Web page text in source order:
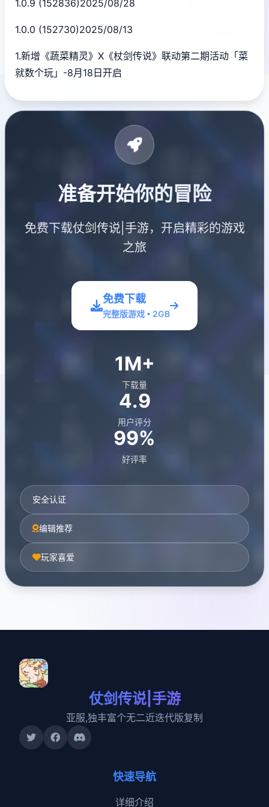
1.0.9 (152836)2025/08/28
1.0.0 (152730)2025/08/13
1.新增《蔬菜精灵》X《杖剑传说》联动第二期活动「菜
就数个玩」-8月18日开启
准备开始你的冒险
免费下载仗剑传说|手游，开启精彩的游戏
之旅
免费下载
完整版游戏 • 2GB
1M+
下载量
4.9
用户评分
99%
好评率
安全认证
编辑推荐
玩家喜爱
仗剑传说|手游
亚服,独丰富个无二近迭代版复制
快速导航
详细介绍